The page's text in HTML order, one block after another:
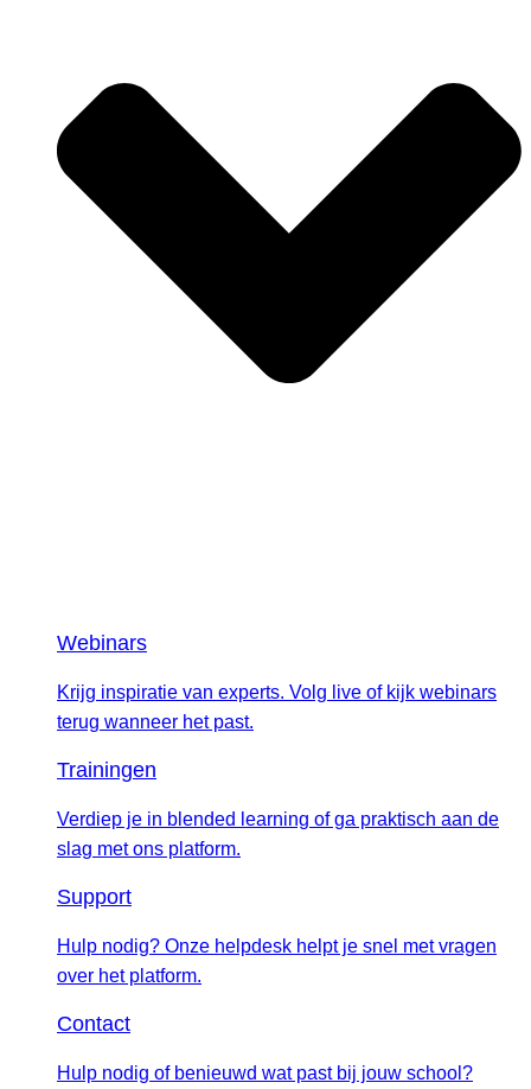
Webinars
Krijg inspiratie van experts. Volg live of kijk webinars
terug wanneer het past.
Trainingen
Verdiep je in blended learning of ga praktisch aan de
slag met ons platform.
Support
Hulp nodig? Onze helpdesk helpt je snel met vragen
over het platform.
Contact
Hulp nodig of benieuwd wat past bij jouw school?